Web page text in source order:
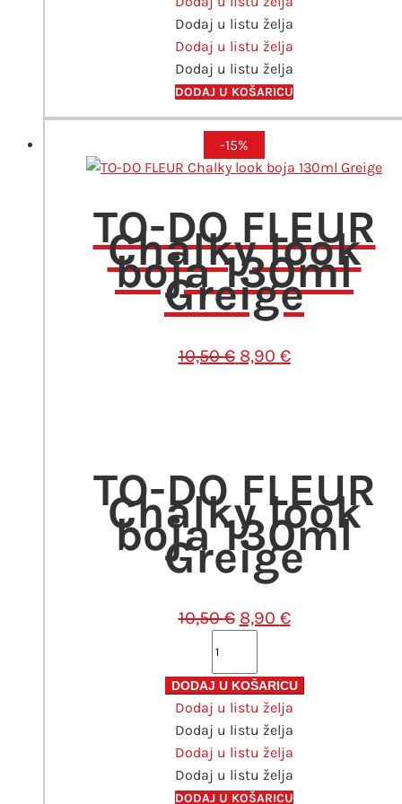
330ml
količina
Dodaj u listu želja
Dodaj u listu želja
Dodaj u listu želja
DODAJ U KOŠARICU
-15%
TO-DO FLEUR
Chalky look
boja 130ml
Greige
10,50€ Izvorna
8,90 €Trenutna
TO-DO FLEUR
Chalky look
boja 130ml
Greige
10,50€ Izvorna
je:
10,50 €.
8,90 €Trenutna
8,90 €.
FLEUR
Chalky
look
boja
130ml
Greige
DODAJ U KOŠARICU
Dodaj u listu želja
Dodaj u listu želja
Dodaj u listu želja
Dodaj u listu želja
DODAJ U KOŠARICU